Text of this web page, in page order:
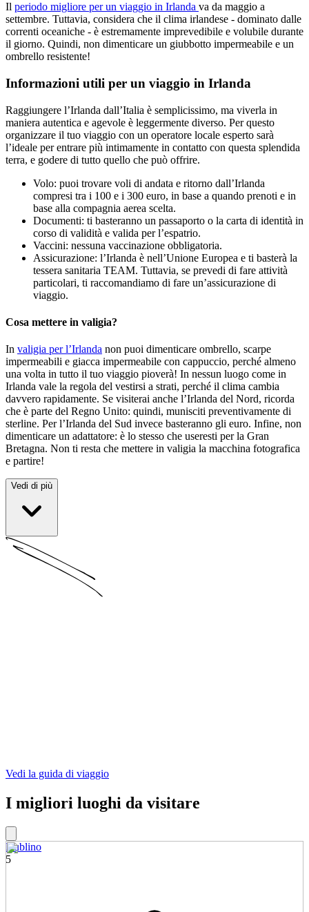
Il periodo migliore per un viaggio in Irlanda va da maggio a
settembre. Tuttavia, considera che il clima irlandese - dominato dalle
correnti oceaniche - è estremamente imprevedibile e volubile durante
il giorno. Quindi, non dimenticare un giubbotto impermeabile e un
ombrello resistente!
Informazioni utili per un viaggio in Irlanda
Raggiungere l’Irlanda dall’Italia è semplicissimo, ma viverla in
maniera autentica e agevole è leggermente diverso. Per questo
organizzare il tuo viaggio con un operatore locale esperto sarà
l’ideale per entrare più intimamente in contatto con questa splendida
terra, e godere di tutto quello che può offrire.
Volo: puoi trovare voli di andata e ritorno dall’Irlanda
compresi tra i 100 e i 300 euro, in base a quando prenoti e in
base alla compagnia aerea scelta.
Documenti: ti basteranno un passaporto o la carta di identità in
corso di validità e valida per l’espatrio.
Vaccini: nessuna vaccinazione obbligatoria.
Assicurazione: l’Irlanda è nell’Unione Europea e ti basterà la
tessera sanitaria TEAM. Tuttavia, se prevedi di fare attività
particolari, ti raccomandiamo di fare un’assicurazione di
viaggio.
Cosa mettere in valigia?
In valigia per l’Irlanda non puoi dimenticare ombrello, scarpe
impermeabili e giacca impermeabile con cappuccio, perché almeno
una volta in tutto il tuo viaggio pioverà! In nessun luogo come in
Irlanda vale la regola del vestirsi a strati, perché il clima cambia
davvero rapidamente. Se visiterai anche l’Irlanda del Nord, ricorda
che è parte del Regno Unito: quindi, munisciti preventivamente di
sterline. Per l’Irlanda del Sud invece basteranno gli euro. Infine, non
dimenticare un adattatore: è lo stesso che useresti per la Gran
Bretagna. Non ti resta che mettere in valigia la macchina fotografica
e partire!
Vedi di più
Vedi la guida di viaggio
I migliori luoghi da visitare
Dublino
5